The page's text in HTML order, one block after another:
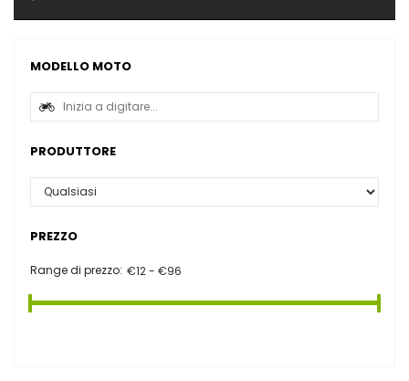
MODELLO MOTO
PRODUTTORE
PREZZO
Range di prezzo: